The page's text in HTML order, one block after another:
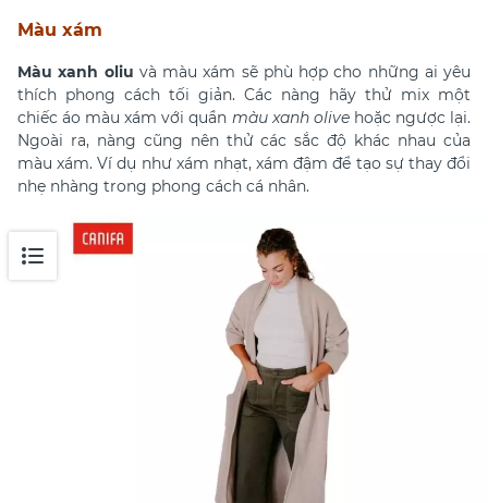
Màu xám
Màu xanh oliu và màu xám sẽ phù hợp cho những ai yêu
thích phong cách tối giản. Các nàng hãy thử mix một
chiếc áo màu xám với quần màu xanh olivehoặc ngược lại.
Ngoài ra, nàng cũng nên thử các sắc độ khác nhau của
màu xám. Ví dụ như xám nhạt, xám đậm để tạo sự thay đổi
nhẹ nhàng trong phong cách cá nhân.